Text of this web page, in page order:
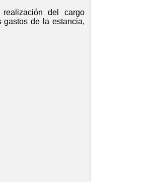
del cargo
gastos de la estancia,